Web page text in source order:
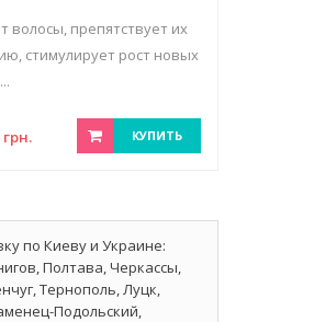
волосы, препятствует их
стимулирует рост новых
грн. КУПИТЬ
по Киеву и Украине:
Полтава, Черкассы,
Тернополь, Луцк,
Подольский,